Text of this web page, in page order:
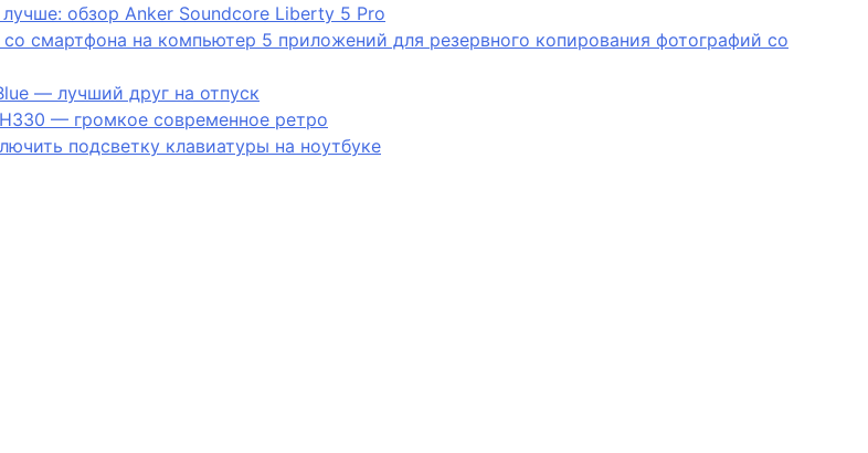
обзор Anker Soundcore Liberty 5 Pro
5 приложений для резервного копирования фотографий со
— лучший друг на отпуск
— громкое современное ретро
подсветку клавиатуры на ноутбуке